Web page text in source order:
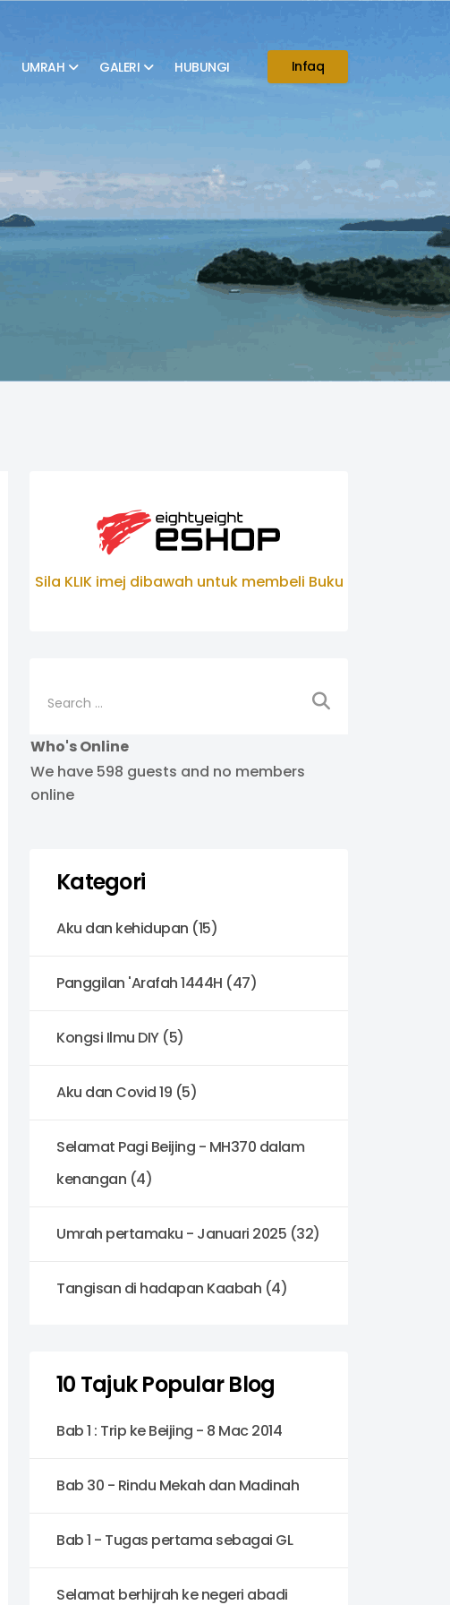
Infaq
UMRAH GALERI HUBUNGI
Sila KLIK imej dibawah untuk membeli Buku
Who's Online
We have 598 guests and no members
online
Kategori
Aku dan kehidupan (15)
Panggilan 'Arafah 1444H (47)
Kongsi Ilmu DIY (5)
Aku dan Covid 19 (5)
Selamat Pagi Beijing - MH370 dalam
kenangan (4)
Umrah pertamaku - Januari 2025 (32)
Tangisan di hadapan Kaabah (4)
10 Tajuk Popular Blog
Bab 1 : Trip ke Beijing - 8 Mac 2014
Bab 30 - Rindu Mekah dan Madinah
Bab 1 - Tugas pertama sebagai GL
Selamat berhijrah ke negeri abadi